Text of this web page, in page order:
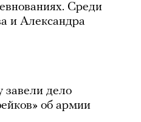
Среди
и Александра
завели дело
об армии